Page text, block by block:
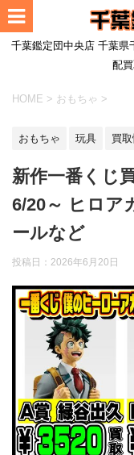
千葉鑑定団中央店 千葉
配
HOME > おもちゃ >
おもちゃ 玩具 買
新作一番くじ
6/20～ ヒロア
ールなど
投稿日： 2026年6月20日